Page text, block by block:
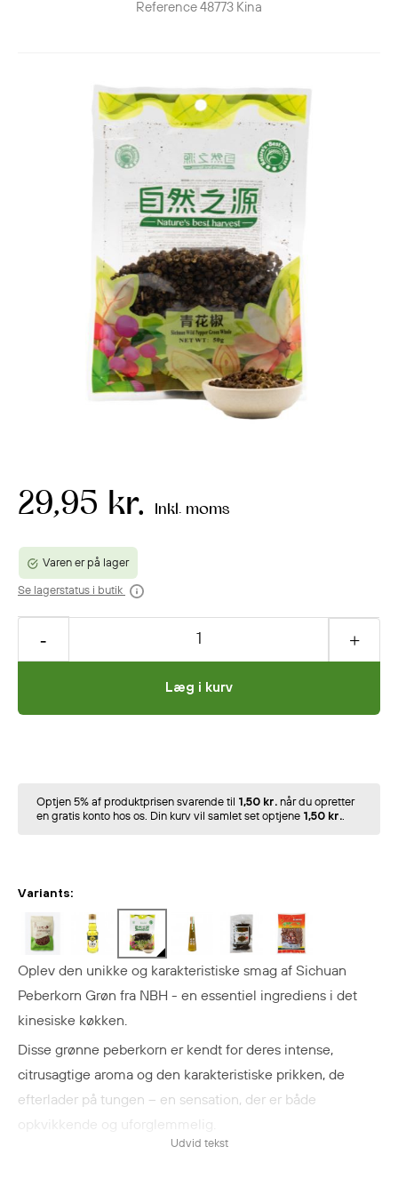
Reference48773 Kina
Optjen 5% af produktprisen svarende til 1,50 kr. når du opretter
en gratis konto hos os. Din kurv vil samlet set optjene 1,50 kr..
Variants:
Oplev den unikke og karakteristiske smag af Sichuan
Peberkorn Grøn fra NBH - en essentiel ingrediens i det
kinesiske køkken.
Disse grønne peberkorn er kendt for deres intense,
citrusagtige aroma og den karakteristiske prikken, de
efterlader på tungen – en sensation, der er både
opkvikkende og uforglemmelig.
Udvid tekst
29,95 kr. Inkl. moms
Varen er på lager
Se lagerstatus i butik
Læg i kurv